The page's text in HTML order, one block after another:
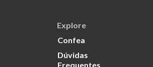
Explore
Confea
Dúvidas
Frequentes